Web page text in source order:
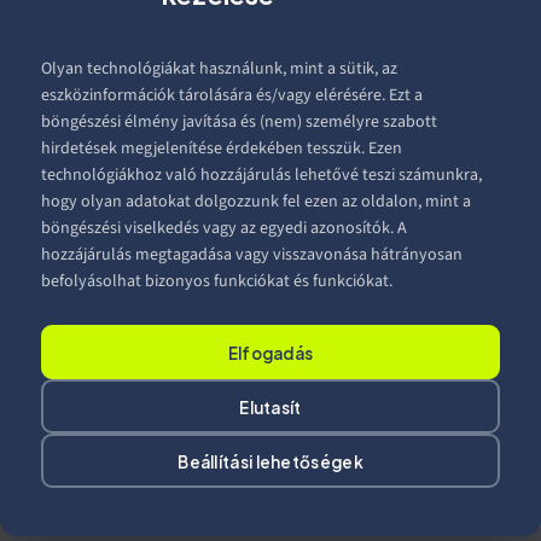
Olyan technológiákat használunk, mint a sütik, az
eszközinformációk tárolására és/vagy elérésére. Ezt a
böngészési élmény javítása és (nem) személyre szabott
hirdetések megjelenítése érdekében tesszük. Ezen
technológiákhoz való hozzájárulás lehetővé teszi számunkra,
hogy olyan adatokat dolgozzunk fel ezen az oldalon, mint a
böngészési viselkedés vagy az egyedi azonosítók. A
hozzájárulás megtagadása vagy visszavonása hátrányosan
befolyásolhat bizonyos funkciókat és funkciókat.
Elfogadás
Elutasít
Beállítási lehetőségek
Fehér Csilla
2026.03.25.
Olvass Tovább
Van egy jóÖTLETED?
Valósítsuk meg együtt!